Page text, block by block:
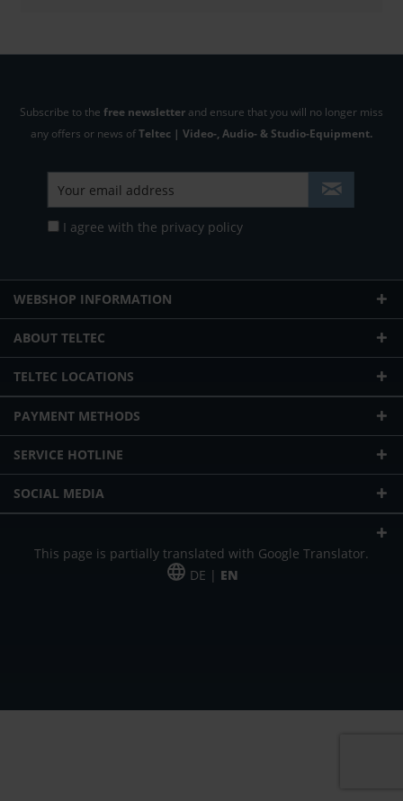
Subscribe to the free newsletter and ensure that you will no longer miss
any offers or news ofTeltec | Video-, Audio- & Studio-Equipment.
I agree with the privacy policy
WEBSHOP INFORMATION
ABOUT TELTEC
TELTEC LOCATIONS
PAYMENT METHODS
SERVICE HOTLINE
SOCIAL MEDIA
This page is partially translated with Google Translator.
DE | EN